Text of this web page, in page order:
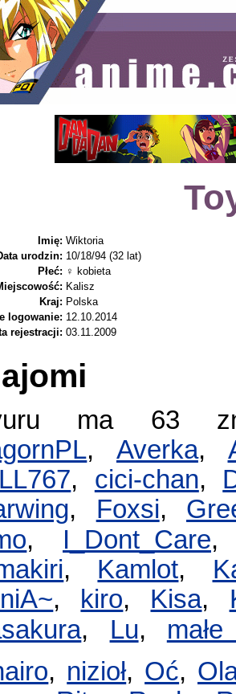
Imię: Wiktoria
urodzin: 10/18/94 (32 lat)
Płeć: ♀ kobieta
Kalisz
Kraj: Polska
logowanie: 12.10.2014
rejestracji: 03.11.2009
ma 63
, Averka,
, cici-chan,
, Foxsi,
, I_Dont_Care
, Kamlot,
, kiro, Kisa,
, Lu,
, nizioł, Oć,